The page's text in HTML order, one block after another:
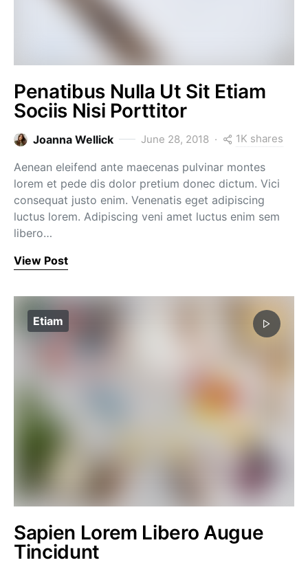
Penatibus Nulla Ut Sit Etiam
Sociis Nisi Porttitor
Joanna Wellick June 28, 2018 1K shares
Aenean eleifend ante maecenas pulvinar montes
lorem et pede dis dolor pretium donec dictum. Vici
consequat justo enim. Venenatis eget adipiscing
luctus lorem. Adipiscing veni amet luctus enim sem
libero…
View Post
Etiam
Sapien Lorem Libero Augue
Tincidunt